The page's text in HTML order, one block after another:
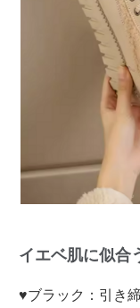
イエベ肌に似合
♥ブラック：引き